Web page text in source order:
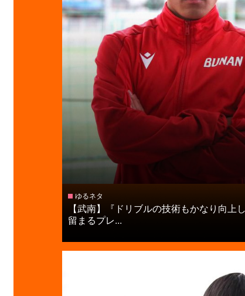
ゆるネタ
【武南】『ドリブルの技術もかなり向
留まるプレ...